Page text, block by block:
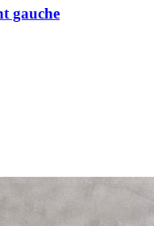
gauche